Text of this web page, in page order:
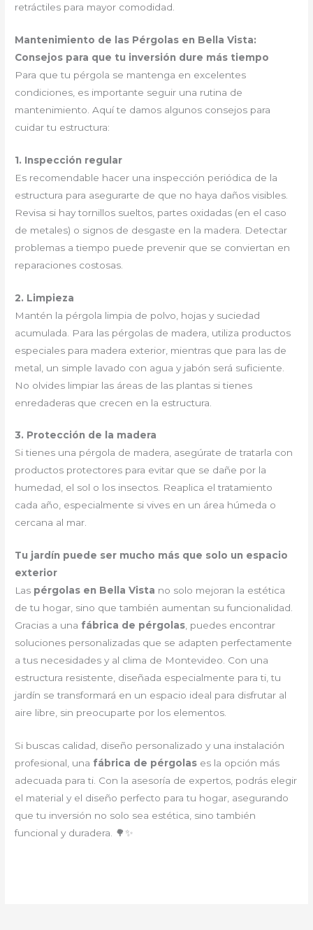
retráctiles para mayor comodidad.
Mantenimiento de las Pérgolas en Bella Vista:
Consejos para que tu inversión dure más tiempo
Para que tu pérgola se mantenga en excelentes
condiciones, es importante seguir una rutina de
mantenimiento. Aquí te damos algunos consejos para
cuidar tu estructura:
1. Inspección regular
Es recomendable hacer una inspección periódica de la
estructura para asegurarte de que no haya daños visibles.
Revisa si hay tornillos sueltos, partes oxidadas (en el caso
de metales) o signos de desgaste en la madera. Detectar
problemas a tiempo puede prevenir que se conviertan en
reparaciones costosas.
2. Limpieza
Mantén la pérgola limpia de polvo, hojas y suciedad
acumulada. Para las pérgolas de madera, utiliza productos
especiales para madera exterior, mientras que para las de
metal, un simple lavado con agua y jabón será suficiente.
No olvides limpiar las áreas de las plantas si tienes
enredaderas que crecen en la estructura.
3. Protección de la madera
Si tienes una pérgola de madera, asegúrate de tratarla con
productos protectores para evitar que se dañe por la
humedad, el sol o los insectos. Reaplica el tratamiento
cada año, especialmente si vives en un área húmeda o
cercana al mar.
Tu jardín puede ser mucho más que solo un espacio
exterior
Las pérgolas en Bella Vista no solo mejoran la estética
de tu hogar, sino que también aumentan su funcionalidad.
Gracias a una fábrica de pérgolas, puedes encontrar
soluciones personalizadas que se adapten perfectamente
a tus necesidades y al clima de Montevideo. Con una
estructura resistente, diseñada especialmente para ti, tu
jardín se transformará en un espacio ideal para disfrutar al
aire libre, sin preocuparte por los elementos.
Si buscas calidad, diseño personalizado y una instalación
profesional, una fábrica de pérgolas es la opción más
adecuada para ti. Con la asesoría de expertos, podrás elegir
el material y el diseño perfecto para tu hogar, asegurando
que tu inversión no solo sea estética, sino también
funcional y duradera. 🌳✨